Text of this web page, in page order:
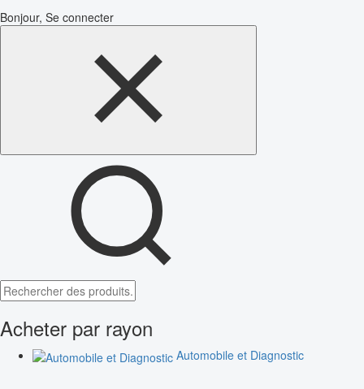
Bonjour, Se connecter
Acheter par rayon
Automobile et Diagnostic